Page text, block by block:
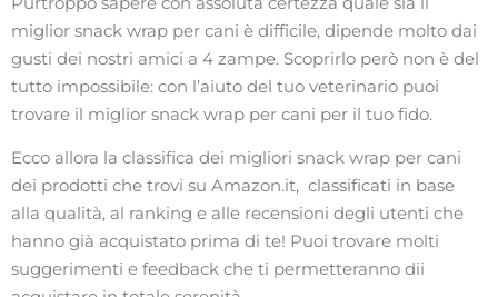
miglior snack wrap per cani è difficile, dipende molto dai
gusti dei nostri amici a 4 zampe. Scoprirlo però non è del
tutto impossibile: con l’aiuto del tuo veterinario puoi
trovare il miglior snack wrap per cani per il tuo fido.
Ecco allora la classifica dei migliori snack wrap per cani
dei prodotti che trovi su Amazon.it, classificati in base
alla qualità, al ranking e alle recensioni degli utenti che
hanno già acquistato prima di te! Puoi trovare molti
suggerimenti e feedback che ti permetteranno dii